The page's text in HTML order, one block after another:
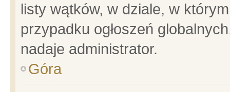
listy wątków, w dziale, w
przypadku ogłoszeń
nadaje administrator.
Góra